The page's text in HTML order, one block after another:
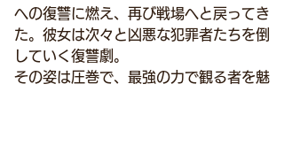
への復讐に燃え、再び戦場へと戻ってき
た。彼女は次々と凶悪な犯罪者たちを倒
していく復讐劇。
その姿は圧巻で、最強の力で観る者を魅